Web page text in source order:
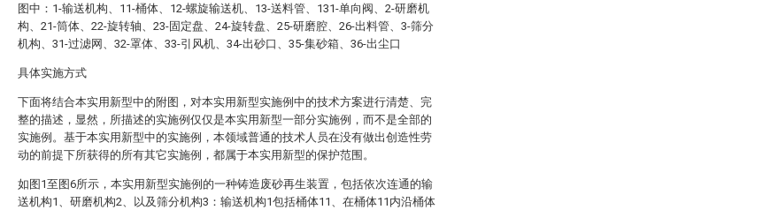
图中：1-输送机构、11-桶体、12-螺旋输送机、13-送料管、131-单向阀、2-研磨机
构、21-筒体、22-旋转轴、23-固定盘、24-旋转盘、25-研磨腔、26-出料管、3-筛分
机构、31-过滤网、32-罩体、33-引风机、34-出砂口、35-集砂箱、36-出尘口
具体实施方式
下面将结合本实用新型中的附图，对本实用新型实施例中的技术方案进行清楚、完
整的描述，显然，所描述的实施例仅仅是本实用新型一部分实施例，而不是全部的
实施例。基于本实用新型中的实施例，本领域普通的技术人员在没有做出创造性劳
动的前提下所获得的所有其它实施例，都属于本实用新型的保护范围。
如图1至图6所示，本实用新型实施例的一种铸造废砂再生装置，包括依次连通的输
送机构1、研磨机构2、以及筛分机构3：输送机构1包括桶体11、在桶体11内沿桶体